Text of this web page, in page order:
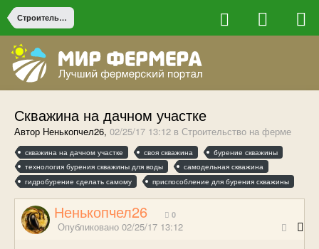
Строительство на ферме
Скважина на дачном участке
Автор Ненькопчел26, 02/25/17 13:12 в Строительство на ферме
скважина на дачном участке своя скважина
бурение скважины
технология бурения скважины для воды
самодельная скважина
гидробурение сделать самому
приспособление для бурения скважины
Ненькопчел26 0
Опубликовано 02/25/17 13:12